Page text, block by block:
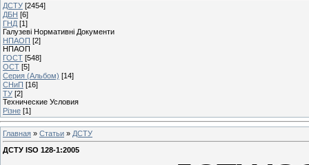
ДСТУ [2454]
ДБН [6]
ГНД [1]
Галузеві Нормативні Документи
НПАОП [2]
НПАОП
ГОСТ [548]
ОСТ [5]
Серия (Альбом) [14]
СНиП [16]
ТУ [2]
Технические Условия
Різне [1]
Главная » Статьи » ДСТУ
ДСТУ ISO 128-1:2005